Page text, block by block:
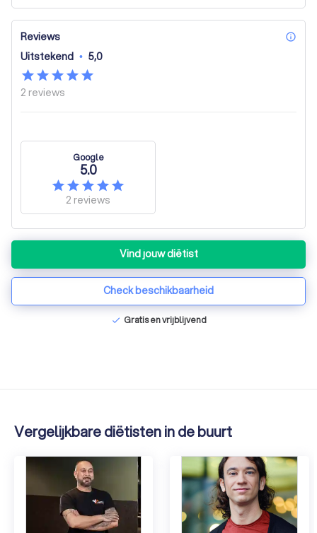
Reviews
Uitstekend • 5,0
2 reviews
Google
5.0
2 reviews
Vind jouw diëtist
Check beschikbaarheid
check Gratis en vrijblijvend
Vergelijkbare diëtisten in de buurt